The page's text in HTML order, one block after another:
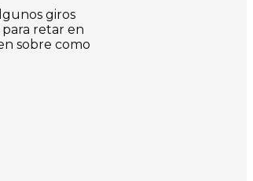
giros
retar en
sobre como